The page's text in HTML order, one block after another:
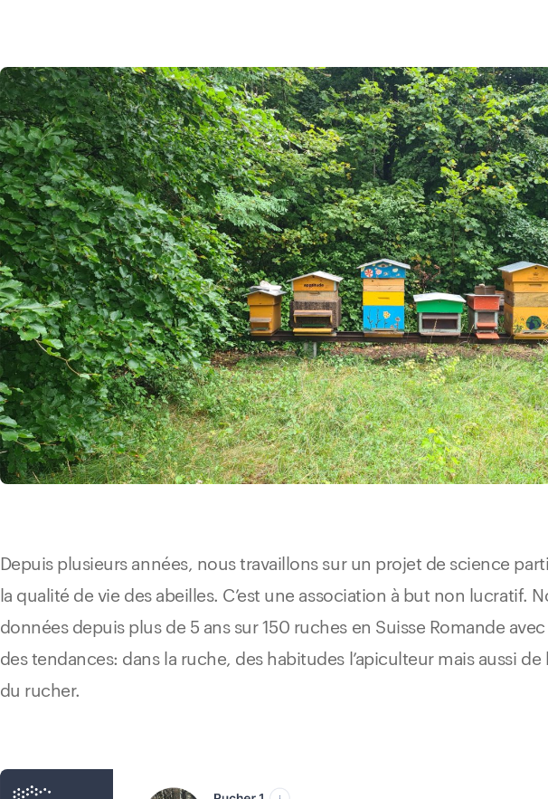
Depuis plusieurs années, nous travaillons sur un projet de science
la qualité de vie des abeilles. C’est une association à but non lucratif.
données depuis plus de 5 ans sur 150 ruches en Suisse Romande
des tendances: dans la ruche, des habitudes l’apiculteur mais aussi
du rucher.